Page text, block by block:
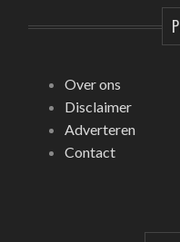
Over ons
Disclaimer
Adverteren
Contact